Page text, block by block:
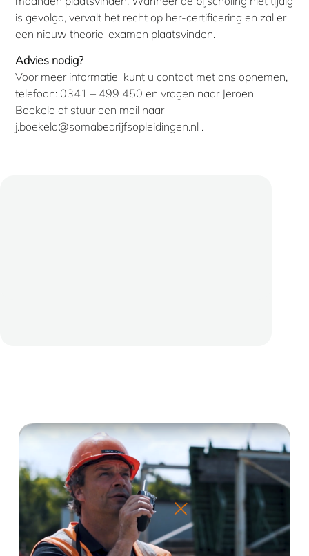
is gevolgd, vervalt het recht op her-certificering en zal er
een nieuw theorie-examen plaatsvinden.
Advies nodig?
Voor meer informatie kunt u contact met ons opnemen,
telefoon: 0341 – 499 450 en vragen naar Jeroen
Boekelo of stuur een mail naar
j.boekelo@somabedrijfsopleidingen.nl .